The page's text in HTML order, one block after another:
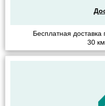
Бесплатная
30